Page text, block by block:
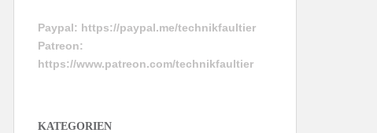
Paypal: https://paypal.me/technikfaultier
Patreon:
https://www.patreon.com/technikfaultier
KATEGORIEN